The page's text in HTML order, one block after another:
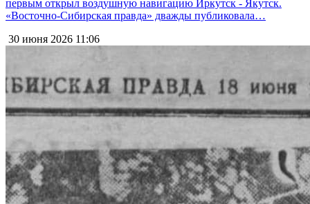
первым открыл воздушную навигацию Иркутск - Якутск.
«Восточно-Сибирская правда» дважды публиковала…
30 июня 2026 11:06